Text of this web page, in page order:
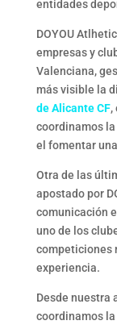
entidades
DOYOU
empresas y
Valenciana,
más visible la
de Alicante CF,
coordinamos
el fomentar
Otra de las
apostado por
comunicación
uno de los
competiciones
experiencia.
Desde nuestra
coordinamos